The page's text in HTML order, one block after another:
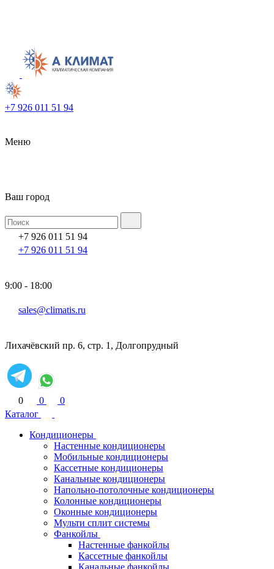
+7 926 011 51 94
Меню
Ваш город
+7 926 011 51 94
+7 926 011 51 94
9:00 - 18:00
sales@climatis.ru
Лихачёвский пр. 6, стр. 1, Долгопрудный
0 0
0
Каталог
Кондиционеры
Настенные кондиционеры
Мобильные кондиционеры
Кассетные кондиционеры
Канальные кондиционеры
Напольно-потолочные кондиционеры
Колонные кондиционеры
Оконные кондиционеры
Мульти сплит системы
Фанкойлы
Настенные фанкойлы
Кассетные фанкойлы
Канальные фанкойлы